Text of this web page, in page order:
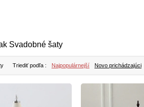
Svadobné šaty
Triediť podľa : Najpopulárnejší Novo prichádzajúci